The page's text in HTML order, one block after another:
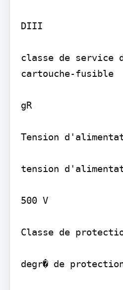
DIII
classe de service
cartouche-fusible
gR
Tension
tension
500 V
Classe de
degr� de